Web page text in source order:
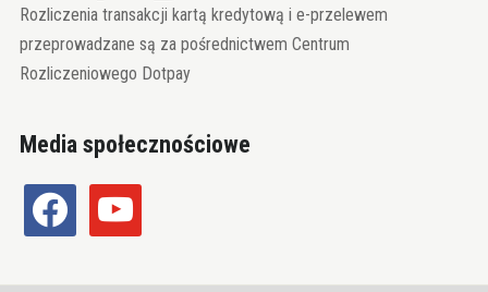
Rozliczenia transakcji kartą kredytową i e-przelewem
przeprowadzane są za pośrednictwem Centrum
Rozliczeniowego Dotpay
Media społecznościowe
facebook youtube